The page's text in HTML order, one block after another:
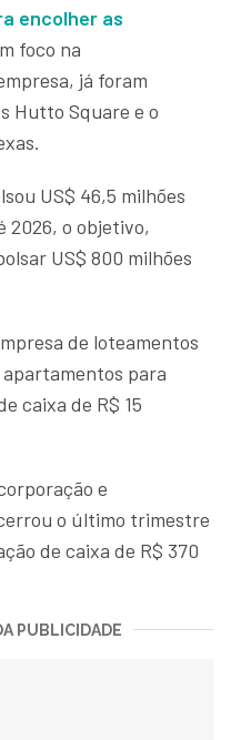
encolher as
foco na
já foram
Hutto Square e o
US$ 46,5 milhões
2026, o objetivo,
US$ 800 milhões
de loteamentos
para
caixa de R$ 15
e
o último trimestre
de caixa de R$ 370
PUBLICIDADE